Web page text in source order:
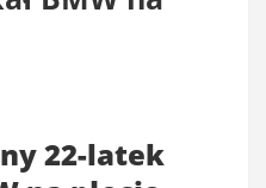
22-latek